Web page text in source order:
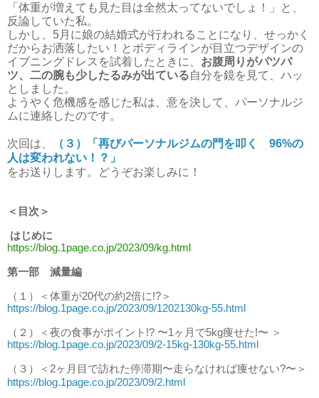
「体重が増えても見た目は全然太ってないでしょ！」と、
反論していた私。
しかし、5月に娘の結婚式が行われることになり、せっかく
だからお洒落したい！とボディラインが目立つデザインの
イブニングドレスを試着したときに、 お腹周りがパツパ
ツ、二の腕も少したるみが出ている自分を鏡を見て、ハッ
としました。
ようやく危機感を感じた私は、意を決して、パーソナルジ
ムに連絡したのです。
次回は、
（３）「再びパーソナルジムの門を叩く 96%の
人は変われない！？」
をお送りします。どうぞお楽しみに！
＜目次＞
はじめに
https://blog.1page.co.jp/2023/09/kg.html
第一部 減量編
（１）＜体重が20代の約2倍に!?＞
https://blog.1page.co.jp/2023/09/1202130kg-55.html
（２）＜夜の食事がポイント!? 〜1ヶ月で5kg痩せた!〜 ＞
https://blog.1page.co.jp/2023/09/2-15kg-130kg-55.html
（３）＜2ヶ月目で訪れた停滞期〜走らなければ痩せない?〜＞
https://blog.1page.co.jp/2023/09/2.html